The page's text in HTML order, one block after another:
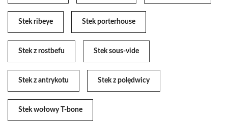
Stek ribeye Stek porterhouse
Stek z rostbefu Stek sous-vide
Stek z antrykotu Stek z polędwicy
Stek wołowy T-bone